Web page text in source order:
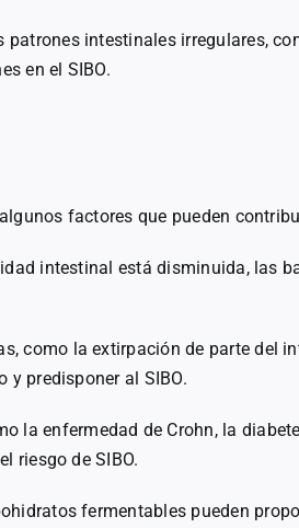
patrones intestinales irregulares,
en el SIBO.
factores que pueden
intestinal está disminuida, las
como la extirpación de parte del
predisponer al SIBO.
la enfermedad de Crohn, la
riesgo de SIBO.
fermentables pueden